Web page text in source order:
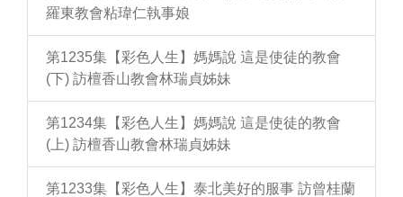
羅東教會粘瑋仁執事娘
第1235集【彩色人生】媽媽說 這是使徒的教會
(下) 訪檀香山教會林瑞貞姊妹
第1234集【彩色人生】媽媽說 這是使徒的教會
(上) 訪檀香山教會林瑞貞姊妹
第1233集【彩色人生】泰北美好的服事 訪曾桂蘭